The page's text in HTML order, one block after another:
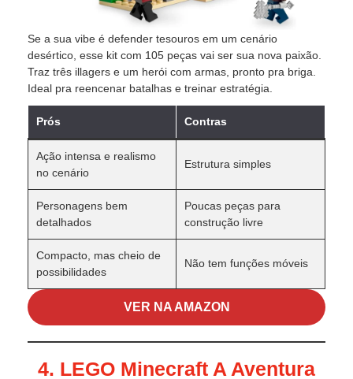
Se a sua vibe é defender tesouros em um cenário
desértico, esse kit com 105 peças vai ser sua nova paixão.
Traz três illagers e um herói com armas, pronto pra briga.
Ideal pra reencenar batalhas e treinar estratégia.
Prós Contras
Ação intensa e realismo
no cenário
Estrutura simples
Personagens bem
detalhados
Poucas peças para
construção livre
Compacto, mas cheio de
possibilidades
Não tem funções móveis
VER NA AMAZON
4. LEGO Minecraft A Aventura